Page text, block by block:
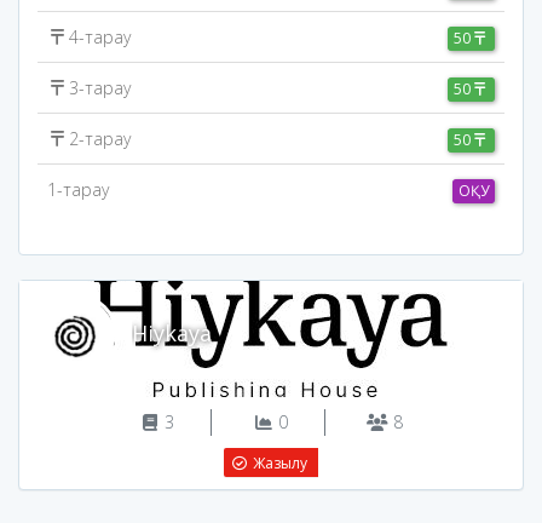
4-тарау 50
3-тарау 50
2-тарау 50
1-тарау ОҚУ
Hiykaya
3 0 8
Жазылу